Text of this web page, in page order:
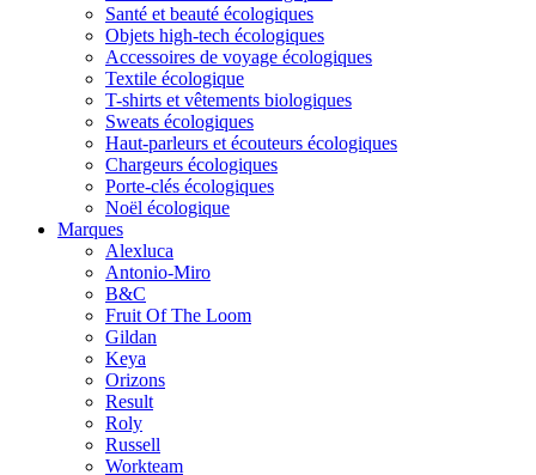
Santé et beauté écologiques
Objets high-tech écologiques
Accessoires de voyage écologiques
Textile écologique
T-shirts et vêtements biologiques
Sweats écologiques
Haut-parleurs et écouteurs écologiques
Chargeurs écologiques
Porte-clés écologiques
Noël écologique
Marques
Alexluca
Antonio-Miro
B&C
Fruit Of The Loom
Gildan
Keya
Orizons
Result
Roly
Russell
Workteam